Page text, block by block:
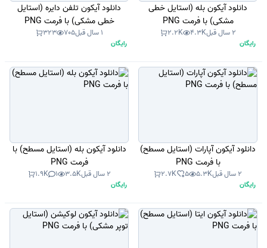
دانلود آیکون بله (استایل خطی
مشکی) با فرمت PNG
2 سال قبل 4.3K
2.2K
رایگان
دانلود آیکون تلفن دایره (استایل
خطی مشکی) با فرمت PNG
1 سال قبل 705
323
رایگان
دانلود آیکون آپارات (استایل مسطح)
با فرمت PNG
2 سال قبل 5.3K
5
2.7K
رایگان
دانلود آیکون بله (استایل مسطح) با
فرمت PNG
2 سال قبل 3.5K
1
1.9K
رایگان